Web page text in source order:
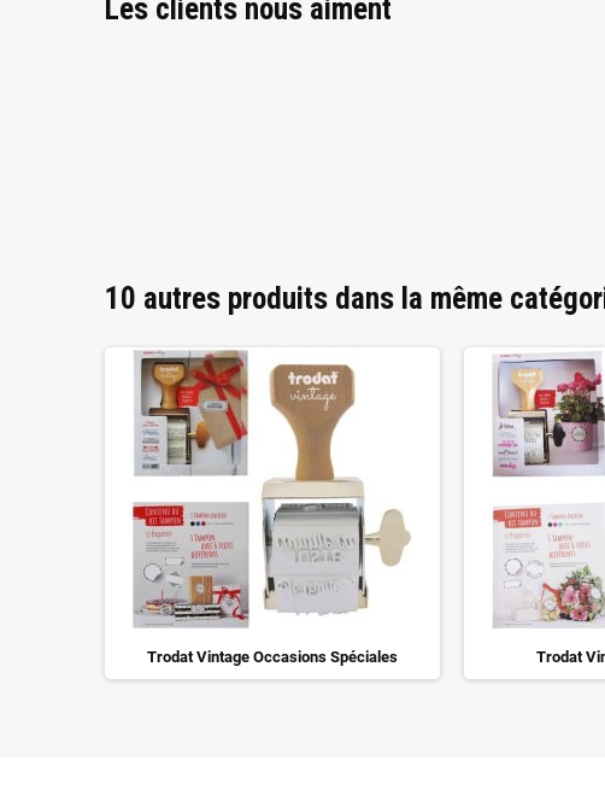
Les clients nous aiment
10 autres produits dans la même
Trodat Vintage Occasions Spéciales Trodat